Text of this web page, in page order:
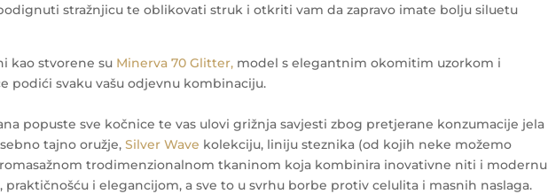
stražnjicu te oblikovati struk i otkriti vam da zapravo imate bolju siluetu
kao stvorene su Minerva 70 Glitter, model s elegantnim okomitim uzorkom i
podići svaku vašu odjevnu kombinaciju.
popuste sve kočnice te vas ulovi grižnja savjesti zbog pretjerane konzumacije jela
tajno oružje,Silver Wave kolekciju, liniju steznika (od kojih neke možemo
trodimenzionalnom tkaninom koja kombinira inovativne niti i modernu
i elegancijom, a sve to u svrhu borbe protiv celulita i masnih naslaga.